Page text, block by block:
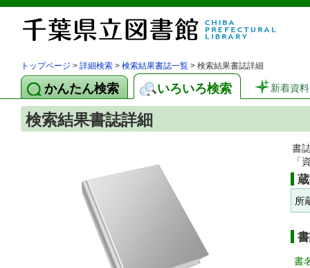
トップページ > 詳細検索 > 検索結果書誌一覧 > 検索結果書誌詳細
かんたん検索 いろいろ検索 新着資料
検索結果書誌詳細
書
「
所
書